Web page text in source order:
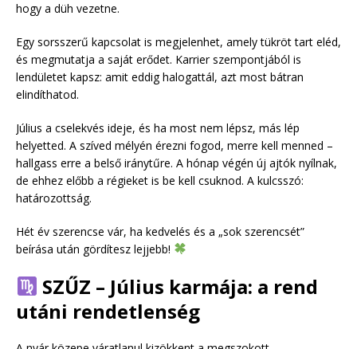
hogy a düh vezetne.
Egy sorsszerű kapcsolat is megjelenhet, amely tükröt tart eléd,
és megmutatja a saját erődet. Karrier szempontjából is
lendületet kapsz: amit eddig halogattál, azt most bátran
elindíthatod.
Július a cselekvés ideje, és ha most nem lépsz, más lép
helyetted. A szíved mélyén érezni fogod, merre kell menned –
hallgass erre a belső iránytűre. A hónap végén új ajtók nyílnak,
de ehhez előbb a régieket is be kell csuknod. A kulcsszó:
határozottság.
Hét év szerencse vár, ha kedvelés és a „sok szerencsét”
beírása után gördítesz lejjebb!
SZŰZ – Július karmája: a rend
utáni rendetlenség